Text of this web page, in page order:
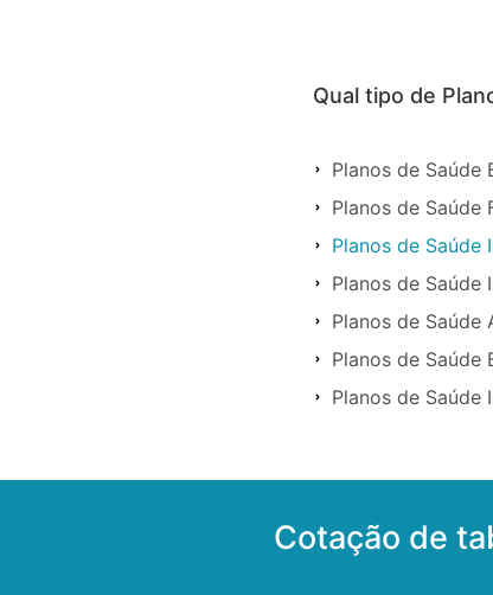
Qual tipo de
Planos de Saúde
Planos de Saúde
Planos de Saúde
Planos de Saúde
Planos de Saúde
Planos de Saúde
Planos de Saúde
Cotação de